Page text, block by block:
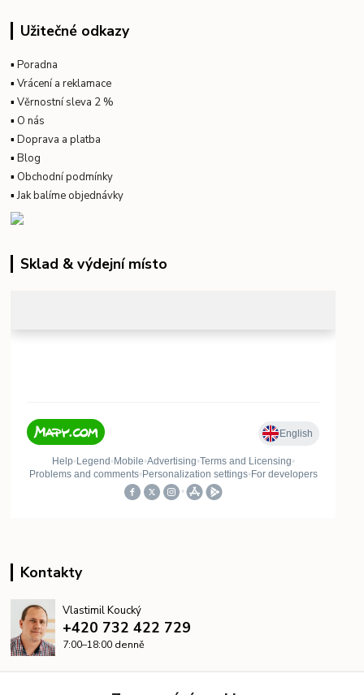
Užitečné odkazy
▪Poradna
▪Vrácení a reklamace
▪Věrnostní sleva 2 %
▪ O nás
▪Doprava a platba
▪Blog
▪ Obchodní podmínky
▪Jak balíme objednávky
Sklad & výdejní místo
Kontakty
Vlastimil Koucký
+420 732 422 729
7:00–18:00 denně